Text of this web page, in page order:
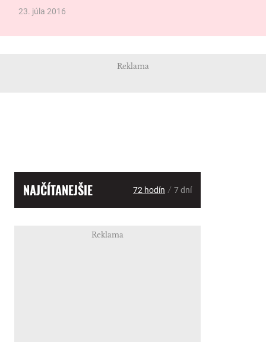
23. júla 2016
Reklama
NAJČÍTANEJŠIE 72 hodín / 7 dní
Reklama